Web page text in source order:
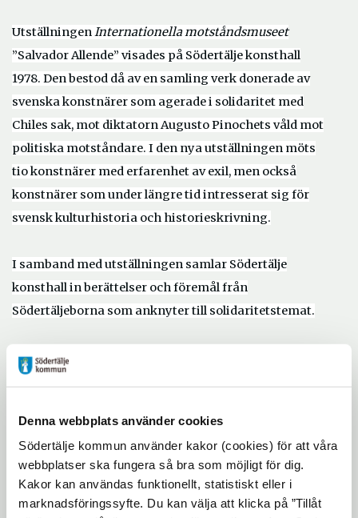
Denna webbplats använder cookies
Södertälje kommun använder kakor (cookies) för att våra
webbplatser ska fungera så bra som möjligt för dig.
Kakor kan användas funktionellt, statistiskt eller i
marknadsföringssyfte. Du kan välja att klicka på ”Tillåt
UtställningenInternationella motståndsmuseet
”Salvador Allende” visades på Södertälje konsthall
1978. Den bestod då av en samling verk donerade av
svenska konstnärer som agerade i solidaritet med
Chiles sak, mot diktatorn Augusto Pinochets våld mot
politiska motståndare. I den nya utställningen möts
tio konstnärer med erfarenhet av exil, men också
konstnärer som under längre tid intresserat sig för
svensk kulturhistoria och historieskrivning.
I samband med utställningen samlar Södertälje
konsthall in berättelser och föremål från
Södertäljeborna som anknyter till solidaritetstemat.
I utställningen ARPILLERAS –
arpilleras”, textila konstverk, skapade av kvinnor i
naivistisk stil men starkt laddade med både sociala
och politiska budskap.